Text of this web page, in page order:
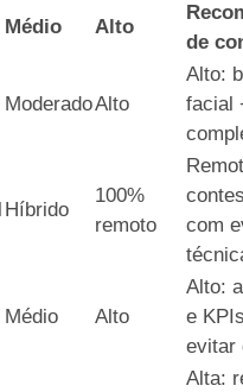
Médio Alto
de
ModeradoAlto
Alto:
facial
Híbrido
100%
remoto
com
Médio Alto
Alto:
e
evitar
Alta: